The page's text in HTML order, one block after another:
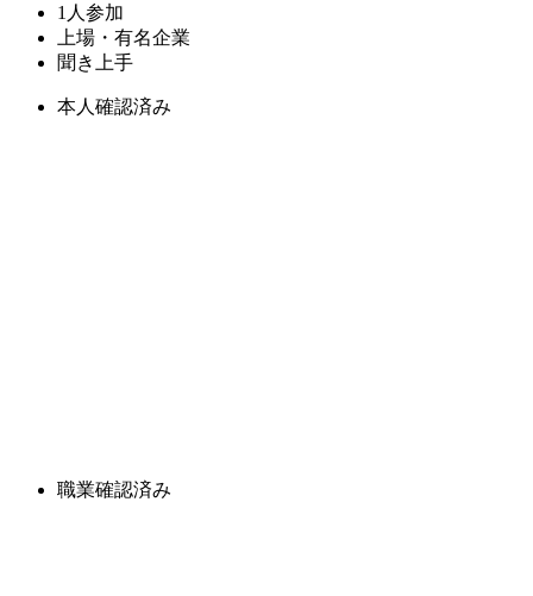
1人参加
上場・有名企業
聞き上手
本人確認済み
職業確認済み